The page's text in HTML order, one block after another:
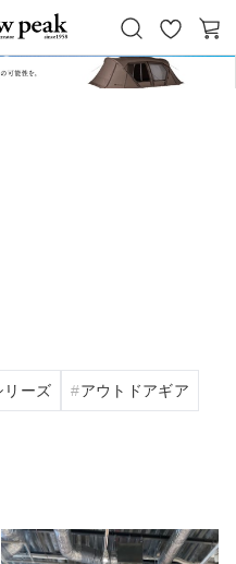
お
気
カ
リーズ アウトドアギア